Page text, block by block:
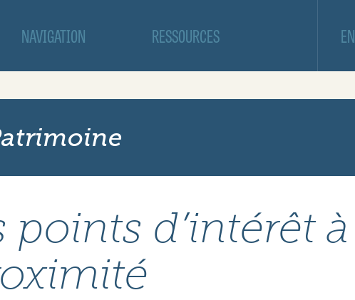
NAVIGATION RESSOURCES EN
points d’intérêt à